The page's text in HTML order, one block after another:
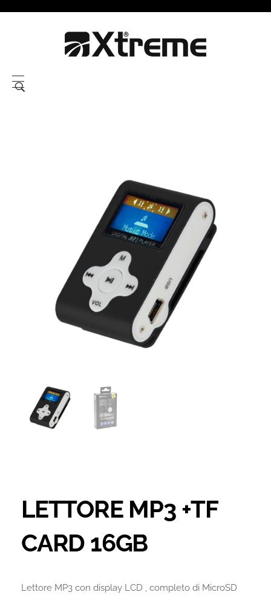
LETTORE MP3 +TF
CARD 16GB
Lettore MP3 con display LCD , completo di MicroSD